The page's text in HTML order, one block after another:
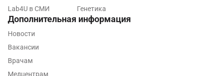
Омск
Оренбург
Lab4U в СМИ
Генетика
Дополнительная информация
Новости
Вакансии
Врачам
Медцентрам